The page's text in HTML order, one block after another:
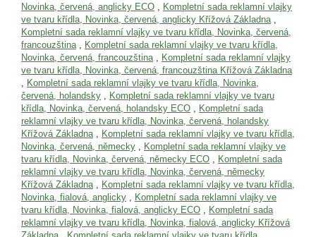
Novinka, červená, anglicky ECO , Kompletní sada reklamní vlajky
ve tvaru křídla, Novinka, červená, anglicky Křížová Základna ,
Kompletní sada reklamní vlajky ve tvaru křídla, Novinka, červená,
francouzština , Kompletní sada reklamní vlajky ve tvaru křídla,
Novinka, červená, francouzština , Kompletní sada reklamní vlajky
ve tvaru křídla, Novinka, červená, francouzština Křížová Základna
, Kompletní sada reklamní vlajky ve tvaru křídla, Novinka,
červená, holandsky , Kompletní sada reklamní vlajky ve tvaru
křídla, Novinka, červená, holandsky ECO , Kompletní sada
reklamní vlajky ve tvaru křídla, Novinka, červená, holandsky
Křížová Základna , Kompletní sada reklamní vlajky ve tvaru křídla,
Novinka, červená, německy , Kompletní sada reklamní vlajky ve
tvaru křídla, Novinka, červená, německy ECO , Kompletní sada
reklamní vlajky ve tvaru křídla, Novinka, červená, německy
Křížová Základna , Kompletní sada reklamní vlajky ve tvaru křídla,
Novinka, fialová, anglicky , Kompletní sada reklamní vlajky ve
tvaru křídla, Novinka, fialová, anglicky ECO , Kompletní sada
reklamní vlajky ve tvaru křídla, Novinka, fialová, anglicky Křížová